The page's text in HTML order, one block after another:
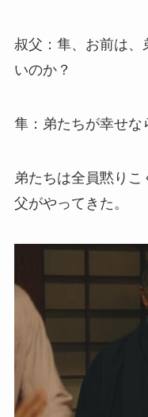
叔父：隼、お前は、
いのか？
隼：弟たちが幸せ
弟たちは全員黙りこ
父がやってきた。